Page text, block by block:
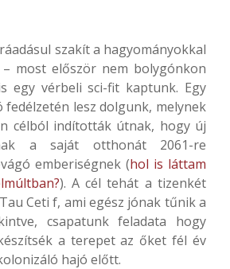
szakít a hagyományokkal
most először nem bolygónkon
egy vérbeli sci-fit kaptunk. Egy
fedélzetén lesz dolgunk, melynek
célból indították útnak, hogy új
a saját otthonát 2061-re
emberiségnek (hol is láttam
). A cél tehát a tizenkét
Ceti f, ami egész jónak tűnik a
csapatunk feladata hogy
a terepet az őket fél év
hajó előtt.